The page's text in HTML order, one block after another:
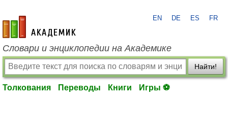
academic.ru
EN DE ES FR
Словари и энциклопедии на Академике
Найти!
Толкования Переводы Книги Игры ⚽